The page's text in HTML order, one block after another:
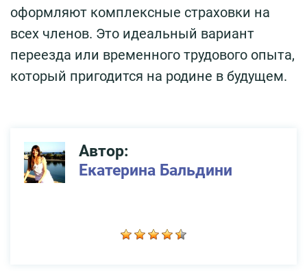
оформляют комплексные страховки на
всех членов. Это идеальный вариант
переезда или временного трудового опыта,
который пригодится на родине в будущем.
Автор:
Екатерина Бальдини